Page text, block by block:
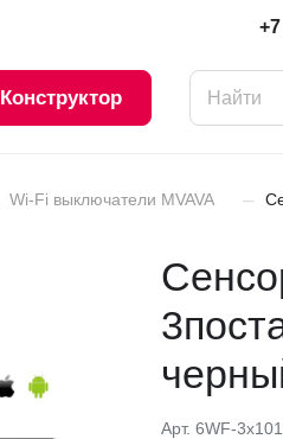
Конструктор
Wi-Fi выключатели MVAVA –
Арт. 6WF-